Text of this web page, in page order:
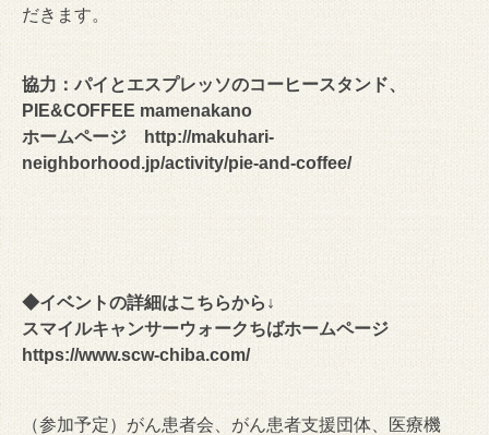
だきます。
協力：パイとエスプレッソのコーヒースタンド、
PIE&COFFEE mamenakano
ホームページ
http://makuhari-
neighborhood.jp/activity/pie-and-coffee/
◆イベントの詳細はこちらから↓
スマイルキャンサーウォークちばホームページ
https://www.scw-chiba.com/
（参加予定）がん患者会、がん患者支援団体、医療機